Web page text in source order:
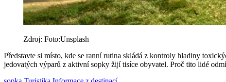
Zdroj: Foto:Unsplash
Představte si místo, kde se ranní rutina skládá z kontroly hladiny
jedovatých výparů z aktivní sopky žijí tisíce obyvatel. Proč tito lidé